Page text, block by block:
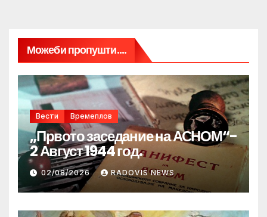
Можеби пропушти....
Вести Времеплов
„Првото заседание на АСНОМ“-
2 Август 1944 год.
02/08/2026 RADOVIS NEWS